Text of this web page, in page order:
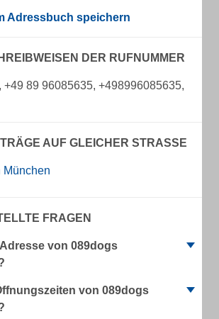
Adressbuch speichern
DER RUFNUMMER
+49 89 96085635, +498996085635,
AUF GLEICHER STRASSE
München
FRAGEN
von 089dogs
von 089dogs